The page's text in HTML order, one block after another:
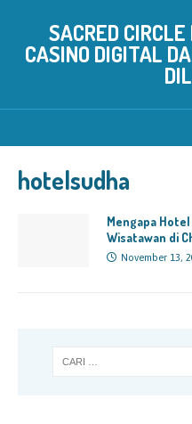
SACRED
CASINO DIGITAL
hotelsudha
Mengapa
Wisatawan di
November 13,